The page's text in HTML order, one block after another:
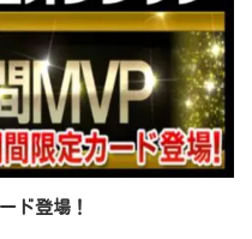
ド登場！